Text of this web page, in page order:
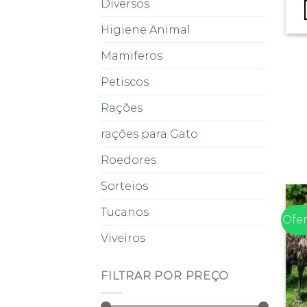
Diversos
Higiene Animal
Mamiferos
Petiscos
Rações
rações para Gato
Roedores
Sorteios
Tucanos
Viveiros
FILTRAR POR PREÇO